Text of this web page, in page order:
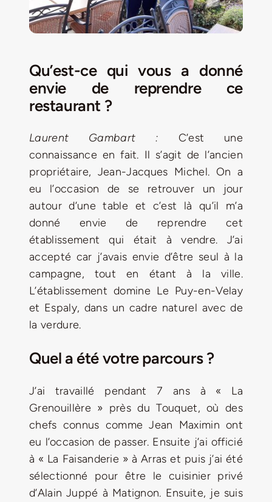
Qu’est-ce qui vous a donné
envie de reprendre ce
restaurant ?
Laurent Gambart : C’est une
connaissance en fait. Il s’agit de l’ancien
propriétaire, Jean-Jacques Michel. On a
eu l’occasion de se retrouver un jour
autour d’une table et c’est là qu’il m’a
donné envie de reprendre cet
établissement qui était à vendre. J’ai
accepté car j’avais envie d’être seul à la
campagne, tout en étant à la ville.
L’établissement domine Le Puy-en-Velay
et Espaly, dans un cadre naturel avec de
la verdure.
Quel a été votre parcours ?
J’ai travaillé pendant 7 ans à « La
Grenouillère » près du Touquet, où des
chefs connus comme Jean Maximin ont
eu l’occasion de passer. Ensuite j’ai officié
à « La Faisanderie » à Arras et puis j’ai été
sélectionné pour être le cuisinier privé
d’Alain Juppé à Matignon. Ensuite, je suis